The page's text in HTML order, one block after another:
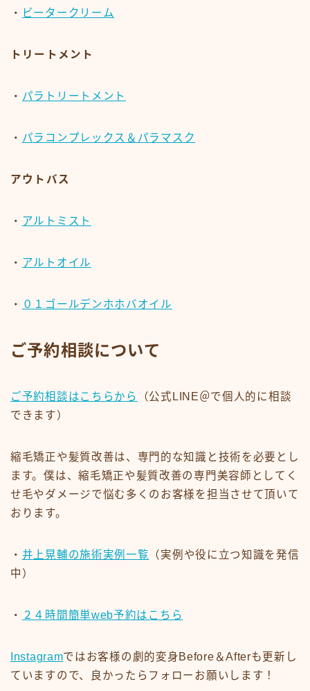
・ ビータークリーム
トリートメント
・ パラトリートメント
・ パラコンプレックス＆パラマスク
アウトバス
・ アルトミスト
・ アルトオイル
・ ０１ゴールデンホホバオイル
ご予約相談について
ご予約相談はこちらから
（公式LINE＠で個人的に相談
できます）
縮毛矯正や髪質改善は、専門的な知識と技術を必要とし
ます。僕は、縮毛矯正や髪質改善の専門美容師としてく
せ毛やダメージで悩む多くのお客様を担当させて頂いて
おります。
・ 井上晃輔の施術実例一覧 （実例や役に立つ知識を発信
中）
・ ２４時間簡単web予約はこちら
Instagramではお客様の劇的変身Before＆Afterも更新し
ていますので、良かったらフォローお願いします！